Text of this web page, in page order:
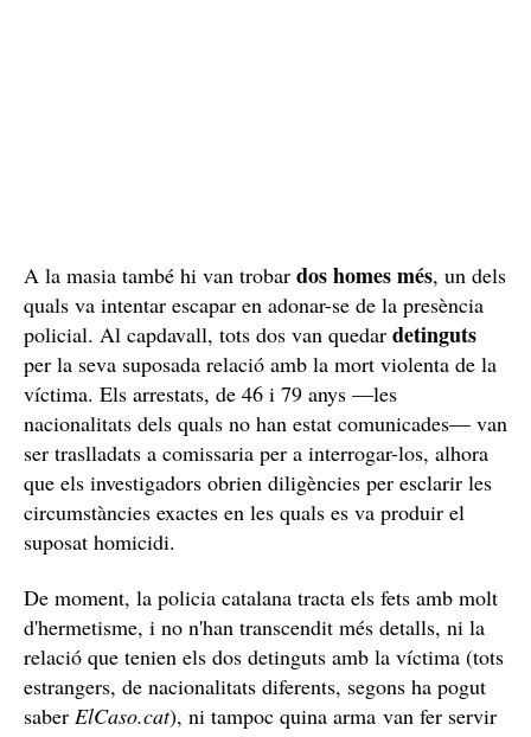
A la masia també hi van trobar dos homes més, un dels
quals va intentar escapar en adonar-se de la presència
policial. Al capdavall, tots dos van quedar detinguts
per la seva suposada relació amb la mort violenta de la
víctima. Els arrestats, de 46 i 79 anys —les
nacionalitats dels quals no han estat comunicades— van
ser traslladats a comissaria per a interrogar-los, alhora
que els investigadors obrien diligències per esclarir les
circumstàncies exactes en les quals es va produir el
suposat homicidi.
De moment, la policia catalana tracta els fets amb molt
d'hermetisme, i no n'han transcendit més detalls, ni la
relació que tenien els dos detinguts amb la víctima (tots
estrangers, de nacionalitats diferents, segons ha pogut
saber ElCaso.cat), ni tampoc quina arma van fer servir